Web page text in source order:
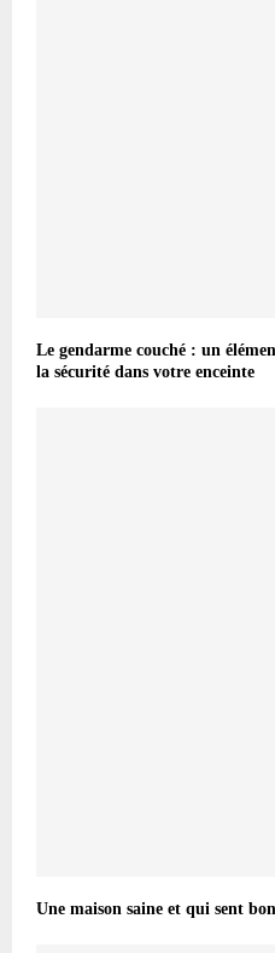
Le gendarme couché : un
la sécurité dans votre enceinte
Une maison saine et qui sent bon